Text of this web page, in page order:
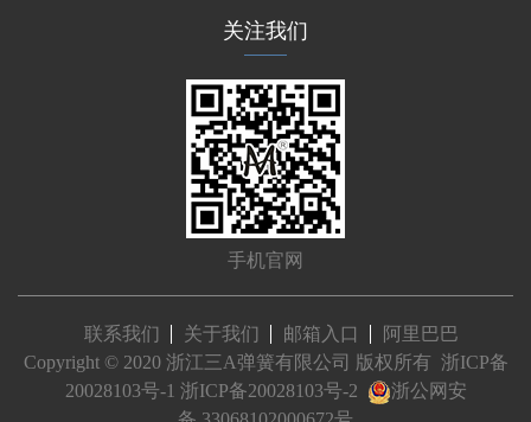
关注我们
手机官网
联系我们 关于我们 邮箱入口
阿里巴巴
Copyright © 2020 浙江三A弹簧有限公司 版权所有 浙ICP备
20028103号-1 浙ICP备20028103号-2
浙公网安